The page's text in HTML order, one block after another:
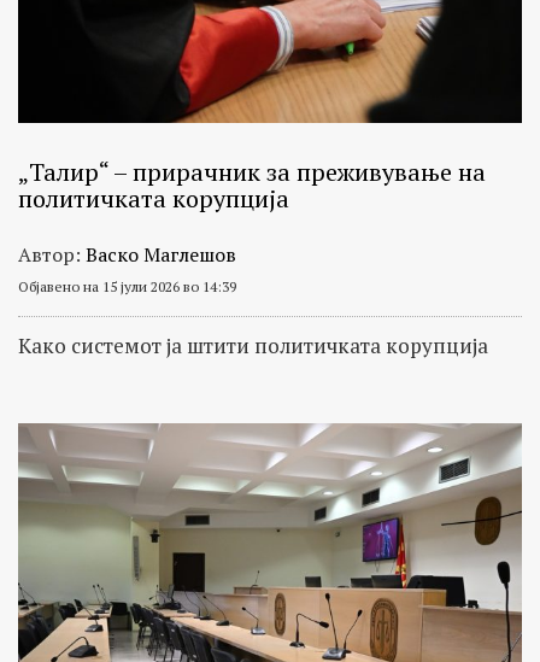
„Талир“ – прирачник за преживување на
политичката корупција
Автор: Васко Маглешов
Објавено на 15 јули 2026 во 14:39
Како системот ја штити политичката корупција